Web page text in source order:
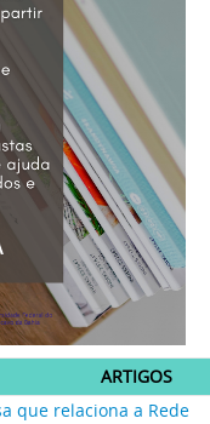
ARTIGOS
que relaciona a Rede